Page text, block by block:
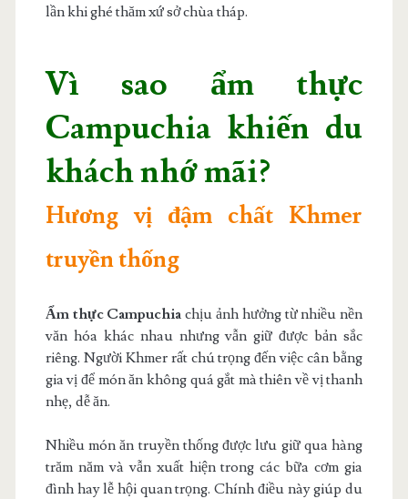
lần khi ghé thăm xứ sở chùa tháp.
Vì sao ẩm thực
Campuchia khiến du
khách nhớ mãi?
Hương vị đậm chất Khmer
truyền thống
Ẩm thực Campuchia chịu ảnh hưởng từ nhiều nền
văn hóa khác nhau nhưng vẫn giữ được bản sắc
riêng. Người Khmer rất chú trọng đến việc cân bằng
gia vị để món ăn không quá gắt mà thiên về vị thanh
nhẹ, dễ ăn.
Nhiều món ăn truyền thống được lưu giữ qua hàng
trăm năm và vẫn xuất hiện trong các bữa cơm gia
đình hay lễ hội quan trọng. Chính điều này giúp du